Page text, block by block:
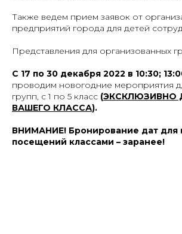
Также ведем прием заявок от
предприятий города для детей
Представления для организованных
С 17 по 30 декабря 2022 в 10:30;
проводим новогодние мероприятия
групп, с 1 по 5 класс (ЭКСКЛЮЗИВНО
ВАШЕГО КЛАССА).
ВНИМАНИЕ! Бронирование дат для
посещений классами – заранее!